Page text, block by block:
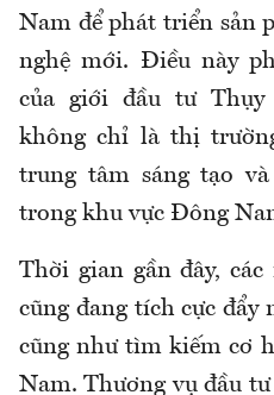
Nam để phát triển sản
nghệ mới. Điều này
của giới đầu tư
không chỉ là thị
trung tâm sáng tạo
trong khu vực Đông
Thời gian gần đây,
cũng đang tích cực đẩy
cũng như tìm kiếm cơ
Nam. Thương vụ đầu